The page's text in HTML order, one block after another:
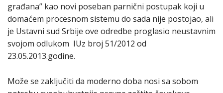
građana” kao novi poseban parnični postupak koji u
domaćem procesnom sistemu do sada nije postojao, ali
je Ustavni sud Srbije ove odredbe proglasio neustavnim
svojom odlukom IUz broj 51/2012 od
23.05.2013.godine.
Može se zaključiti da moderno doba nosi sa sobom